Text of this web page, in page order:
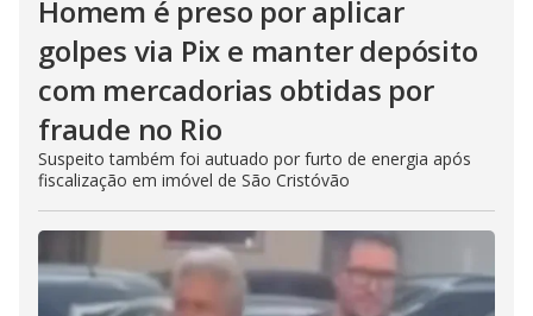
Homem é preso por aplicar
golpes via Pix e manter depósito
com mercadorias obtidas por
fraude no Rio
Suspeito também foi autuado por furto de energia após
fiscalização em imóvel de São Cristóvão